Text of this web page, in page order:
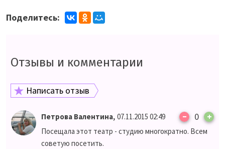
Поделитесь:
Отзывы и комментарии
Написать отзыв
Петрова Валентина, 07.11.2015 02:49 – 0 +
Посещала этот театр - студию многократно. Всем
советую посетить.